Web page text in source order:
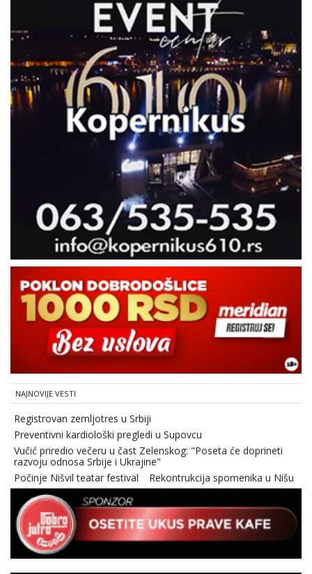
NAJNOVIJE VESTI
Registrovan zemljotres u Srbiji
Preventivni kardiološki pregledi u Supovcu
Vučić priredio večeru u čast Zelenskog: "Poseta će doprineti
razvoju odnosa Srbije i Ukrajine"
Počinje Nišvil teatar festival
Rekontrukcija spomenika u Nišu